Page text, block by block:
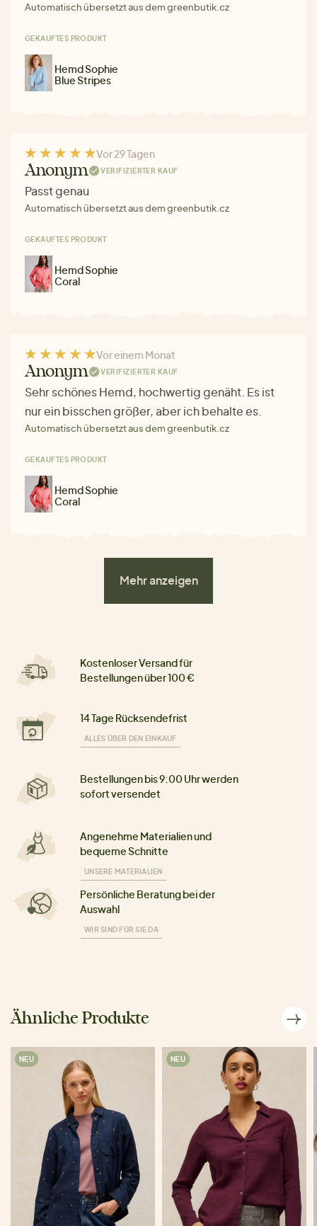
Automatisch übersetzt aus dem greenbutik.cz
GEKAUFTES PRODUKT
Hemd Sophie
Blue Stripes
Vor 29 Tagen
Anonym VERIFIZIERTER KAUF
Passt genau
Automatisch übersetzt aus dem greenbutik.cz
GEKAUFTES PRODUKT
Hemd Sophie
Coral
Vor einem Monat
Anonym VERIFIZIERTER KAUF
Sehr schönes Hemd, hochwertig genäht. Es ist
nur ein bisschen größer, aber ich behalte es.
Automatisch übersetzt aus dem greenbutik.cz
GEKAUFTES PRODUKT
Hemd Sophie
Coral
Mehr anzeigen
Kostenloser Versand für
Bestellungen über 100 €
14 Tage Rücksendefrist
ALLES ÜBER DEN EINKAUF
Bestellungen bis 9:00 Uhr werden
sofort versendet
Angenehme Materialien und
bequeme Schnitte
UNSERE MATERIALIEN
Persönliche Beratung bei der
Auswahl
WIR SIND FÜR SIE DA
Ähnliche Produkte
NEU NEU